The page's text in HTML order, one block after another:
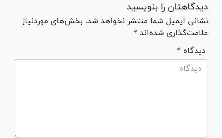
دیدگاهتان را بنویسید
نشانی ایمیل شما منتشر نخواهد شد. بخش‌های موردنیاز
علامت‌گذاری شده‌اند *
* دیدگاه